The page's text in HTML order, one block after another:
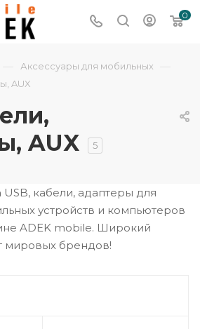
0
— Аксессуары для мобильных —
AUX
AUX
5
кабели, адаптеры для
устройств и компьютеров
ADEK mobile. Широкий
мировых брендов!